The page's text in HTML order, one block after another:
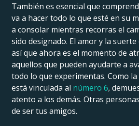
También es esencial que
va a hacer todo lo que esté en su
a consolar mientras recorras el
sido designado. El amor y la suerte
así que ahora es el momento de
aquellos que pueden ayudarte a
todo lo que experimentas. Como la
está vinculada al número 6,
atento a los demás. Otras
de ser tus amigos.